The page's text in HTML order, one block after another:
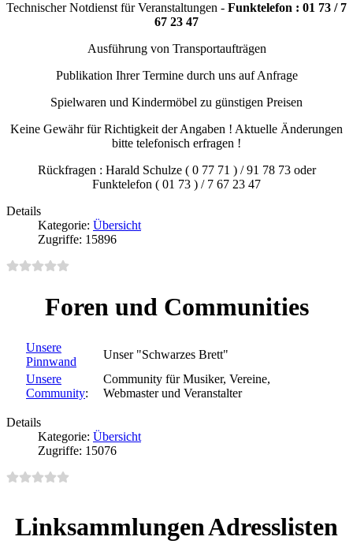
Technischer Notdienst für Veranstaltungen - Funktelefon : 01 73 / 7
67 23 47
Ausführung von Transportaufträgen
Publikation Ihrer Termine durch uns auf Anfrage
Spielwaren und Kindermöbel zu günstigen Preisen
Keine Gewähr für Richtigkeit der Angaben ! Aktuelle Änderungen
bitte telefonisch erfragen !
Rückfragen : Harald Schulze ( 0 77 71 ) / 91 78 73 oder
Funktelefon ( 01 73 ) / 7 67 23 47
Details
Kategorie: Übersicht
Zugriffe: 15896
Foren und Communities
Unsere
Pinnwand
Unser "Schwarzes Brett"
Unsere
Community:
Community für Musiker, Vereine,
Webmaster und Veranstalter
Details
Kategorie: Übersicht
Zugriffe: 15076
LinksammlungenAdresslisten